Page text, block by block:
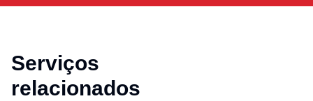
Serviços
relacionados